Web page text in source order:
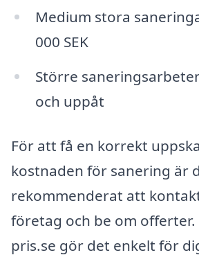
Medium stora
000 SEK
Större
och uppåt
För att få en korrekt
kostnaden för sanering är
rekommenderat att
företag och be om offerter.
pris.se gör det enkelt för